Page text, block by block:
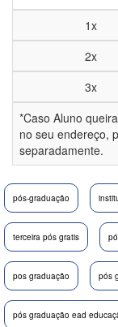
1x
2x
3x
*Caso Aluno
no seu endereço,
separadamente.
pós-graduação
terceira pós gratis
pos graduação pós
pós graduação ead